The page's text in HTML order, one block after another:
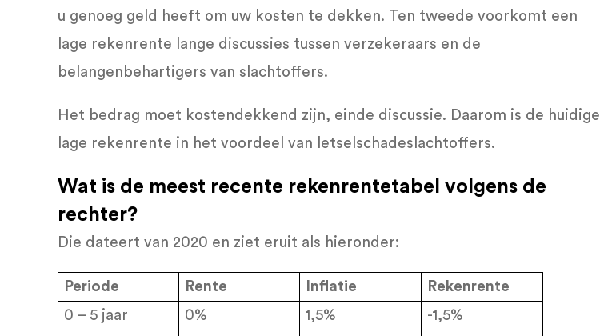
u genoeg geld heeft om uw kosten te dekken. Ten tweede voorkomt een
lage rekenrente lange discussies tussen verzekeraars en de
belangenbehartigers van slachtoffers.
Het bedrag moet kostendekkend zijn, einde discussie. Daarom is de huidige
lage rekenrente in het voordeel van letselschadeslachtoffers.
Wat is de meest recente rekenrentetabel volgens de
rechter?
Die dateert van 2020 en ziet eruit als hieronder:
Periode Rente Inflatie
Rekenrente
0 – 5 jaar
0% 1,5%
-1,5%